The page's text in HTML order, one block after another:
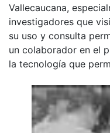
Vallecaucana,
investigadores que
su uso y consulta
un colaborador en el
la tecnología que